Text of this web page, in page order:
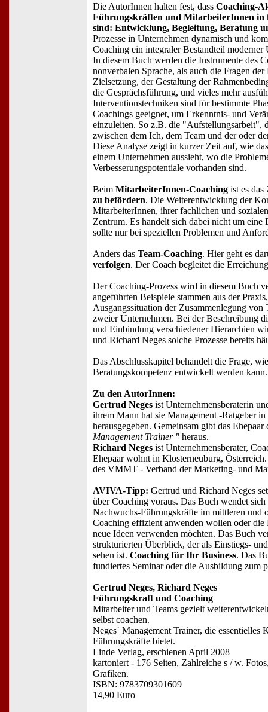
Die AutorInnen halten fest, dass Coaching-
Führungskräften und MitarbeiterInnen in
sind: Entwicklung, Begleitung, Beratung
Prozesse in Unternehmen dynamisch und
Coaching ein integraler Bestandteil moderner
In diesem Buch werden die Instrumente des
nonverbalen Sprache, als auch die Fragen
Zielsetzung, der Gestaltung der
die Gesprächsführung, und vieles mehr
Interventionstechniken sind für bestimmte
Coachings geeignet, um Erkenntnis- und
einzuleiten. So z.B. die "Aufstellungsarbeit",
zwischen dem Ich, dem Team und der oder
Diese Analyse zeigt in kurzer Zeit auf, wie
einem Unternehmen aussieht, wo die
Verbesserungspotentiale vorhanden sind.
Beim MitarbeiterInnen-Coaching ist es
zu befördern. Die Weiterentwicklung der
MitarbeiterInnen, ihrer fachlichen und
Zentrum. Es handelt sich dabei nicht um eine
sollte nur bei speziellen Problemen und
Anders das Team-Coaching. Hier geht es
verfolgen. Der Coach begleitet die
Der Coaching-Prozess wird in diesem Buch
angeführten Beispiele stammen aus der
Ausgangssituation der Zusammenlegung von
zweier Unternehmen. Bei der Beschreibung
und Einbindung verschiedener Hierarchien
und Richard Neges solche Prozesse bereits
Das Abschlusskapitel behandelt die Frage,
Beratungskompetenz entwickelt werden kann.
Zu den AutorInnen:
Gertrud Neges ist Unternehmensberaterin
ihrem Mann hat sie Management -Ratgeber
herausgegeben. Gemeinsam gibt das
Management Trainer " heraus.
Richard Neges ist Unternehmensberater,
Ehepaar wohnt in Klosterneuburg,
des VMMT - Verband der Marketing- und
AVIVA-Tipp: Gertrud und Richard Neges
über Coaching voraus. Das Buch wendet
Nachwuchs-Führungskräfte im mittleren und
Coaching effizient anwenden wollen oder
neue Ideen verwenden möchten. Das Buch
strukturierten Überblick, der als Einstiegs-
sehen ist. Coaching für Ihr Business. Das
fundiertes Seminar oder die Ausbildung zum
Gertrud Neges, Richard Neges
Führungskraft und Coaching
Mitarbeiter und Teams gezielt
selbst coachen.
Neges´ Management Trainer, die
Führungskräfte bietet.
Linde Verlag, erschienen April 2008
kartoniert - 176 Seiten, Zahlreiche s / w.
Grafiken.
ISBN: 9783709301609
14,90 Euro